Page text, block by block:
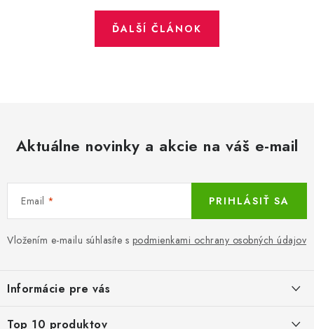
ĎALŠÍ ČLÁNOK
Aktuálne novinky a akcie na váš e-mail
Email
Vložením e-mailu súhlasíte s podmienkami ochrany osobných údajov
PRIHLÁSIŤ SA
p
ä
Informácie pre vás
Top 10 produktov